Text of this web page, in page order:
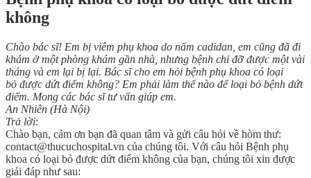
không
Chào bác sĩ! Em bị viêm phụ khoa do nấm cadidan, em cũng đã đi
khám ở một phòng khám gần nhà, nhưng bệnh chỉ đỡ được một vài
tháng và em lại bị lại. Bác sĩ cho em hỏi bệnh phụ khoa có loại
bỏ được dứt điểm không? Em phải làm thế nào để loại bỏ bệnh dứt
điểm. Mong các bác sĩ tư vấn giúp em.
An Nhiên (Hà Nội)
Trả lời:
Chào bạn, cảm ơn bạn đã quan tâm và gửi câu hỏi về hòm thư:
contact@thucuchospital.vn của chúng tôi. Với câu hỏi Bệnh phụ
khoa có loại bỏ được dứt điểm không của bạn, chúng tôi xin được
giải đáp như sau: